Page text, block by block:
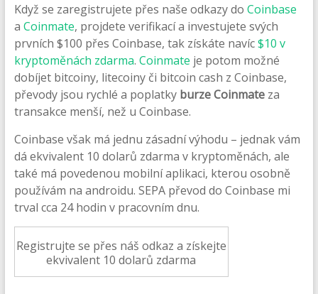
Když se zaregistrujete přes naše odkazy do Coinbase
a Coinmate, projdete verifikací a investujete svých
prvních $100 přes Coinbase, tak získáte navíc$10 v
kryptoměnách zdarma. Coinmate je potom možné
dobíjet bitcoiny, litecoiny či bitcoin cash z Coinbase,
převody jsou rychlé a poplatky burze Coinmateza
transakce menší, než u Coinbase.
Coinbase však má jednu zásadní výhodu – jednak vám
dá ekvivalent 10 dolarů zdarma v kryptoměnách, ale
také má povedenou mobilní aplikaci, kterou osobně
používám na androidu. SEPA převod do Coinbase mi
trval cca 24 hodin v pracovním dnu.
Registrujte se přes náš odkaz a získejte
ekvivalent 10 dolarů zdarma